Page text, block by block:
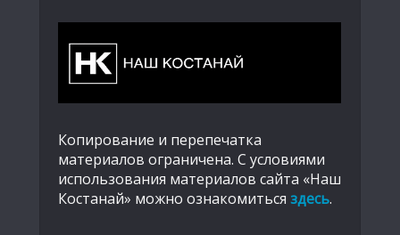
Копирование и перепечатка
материалов ограничена. С условиями
использования материалов сайта «Наш
Костанай» можно ознакомиться здесь.